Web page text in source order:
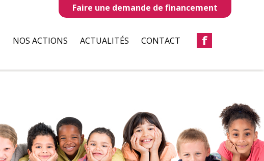
NOS ACTIONS ACTUALITÉS CONTACT f
Faire une demande de financement